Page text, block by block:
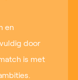
en
door
is met